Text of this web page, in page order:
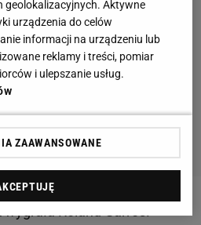
geolokalizacyjnych. Aktywne
urządzenia do celów
informacji na urządzeniu lub
reklamy i treści, pomiar
i ulepszanie usług.
ZAAWANSOWANE